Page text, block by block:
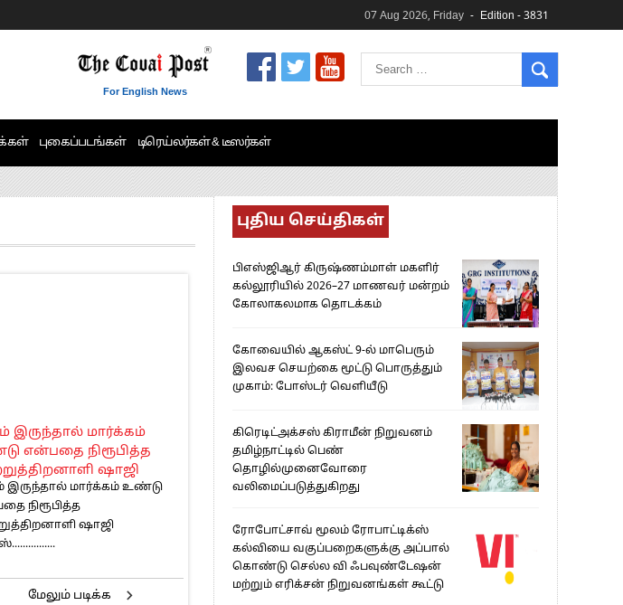
07 Aug 2026, Friday Edition - 3831
For English News
புகைப்படங்கள் டிரெய்லர்கள் & டீஸர்கள்
இருந்தால் மார்க்கம்
என்பதை நிரூபித்த
ஷாஜி
இருந்தால் மார்க்கம் உண்டு
நிரூபித்த
ஷாஜி
மேலும் படிக்க
புதிய செய்திகள்
பிஎஸ்ஜிஆர் கிருஷ்ணம்மாள் மகளிர்
கல்லூரியில் 2026–27 மாணவர் மன்றம்
கோலாகலமாக தொடக்கம்
கோவையில் ஆகஸ்ட் 9-ல் மாபெரும்
இலவச செயற்கை மூட்டு பொருத்தும்
முகாம்: போஸ்டர் வெளியீடு
கிரெடிட்அக்சஸ் கிராமீன் நிறுவனம்
தமிழ்நாட்டில் பெண்
தொழில்முனைவோரை
வலிமைப்படுத்துகிறது
ரோபோட்சாவ் மூலம் ரோபாட்டிக்ஸ்
கல்வியை வகுப்பறைகளுக்கு அப்பால்
கொண்டு செல்ல வி ஃபவுண்டேஷன்
மற்றும் எரிக்சன் நிறுவனங்கள் கூட்டு